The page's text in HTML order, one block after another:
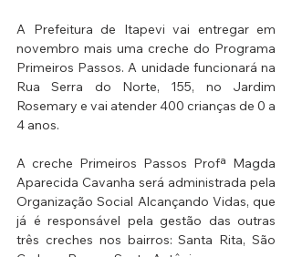
A Prefeitura de Itapevi vai entregar em
novembro mais uma creche do Programa
Primeiros Passos. A unidade funcionará na
Rua Serra do Norte, 155, no Jardim
Rosemary e vai atender 400 crianças de 0 a
4 anos.
A creche Primeiros Passos Profª Magda
Aparecida Cavanha será administrada pela
Organização Social Alcançando Vidas, que
já é responsável pela gestão das outras
três creches nos bairros: Santa Rita, São